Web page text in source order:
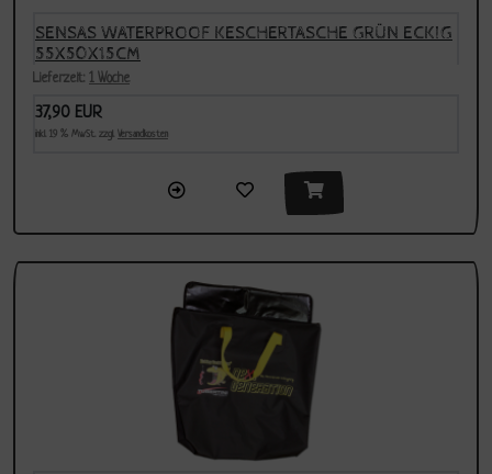
SENSAS WATERPROOF KESCHERTASCHE GRÜN ECKIG
55X50X15CM
Lieferzeit: 1 Woche
37,90 EUR
inkl. 19 % MwSt. zzgl. Versandkosten